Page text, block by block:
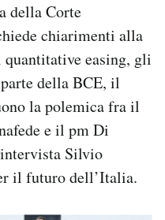
della Corte
chiarimenti alla
quantitative easing, gli
della BCE, il
la polemica fra il
e il pm Di
Silvio
il futuro dell’Italia.